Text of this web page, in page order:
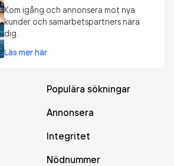
Kom igång och annonsera mot nya
kunder och samarbetspartners nära
dig.
Läs mer här
Populära sökningar
Annonsera
Integritet
Nödnummer